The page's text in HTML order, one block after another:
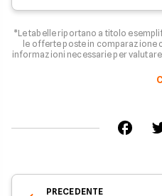
*Le tabelle riportano a titolo
le offerte poste in comparazione
informazioni necessarie per
PRECEDENTE